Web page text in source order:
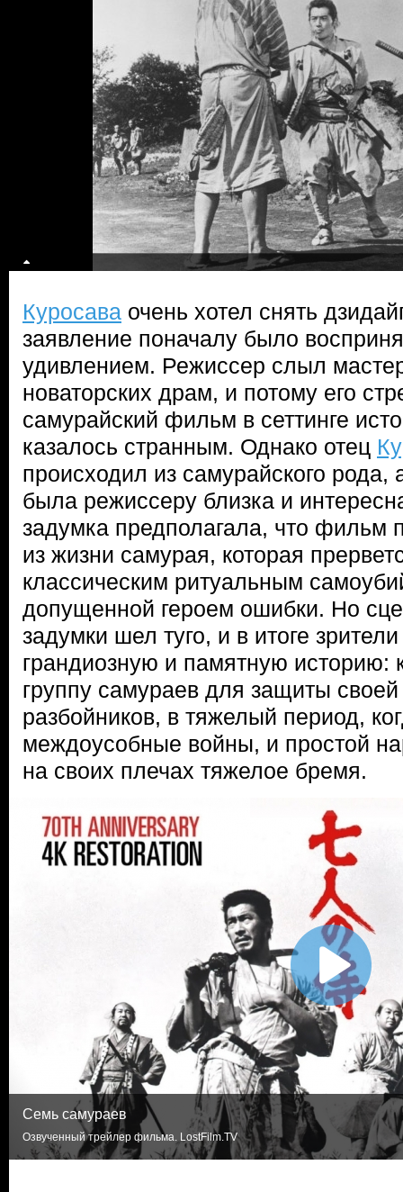
Куросава очень хотел снять
заявление поначалу было
удивлением. Режиссер слыл
новаторских драм, и потому его
самурайский фильм в сеттинге
казалось странным. Однако отец
происходил из самурайского рода,
была режиссеру близка и
задумка предполагала, что фильм
из жизни самурая, которая
классическим ритуальным
допущенной героем ошибки. Но
задумки шел туго, и в итоге
грандиозную и памятную историю:
группу самураев для защиты
разбойников, в тяжелый период,
междоусобные войны, и простой
на своих плечах тяжелое бремя.
Семь самураев
Озвученный трейлер фильма. LostFilm.TV